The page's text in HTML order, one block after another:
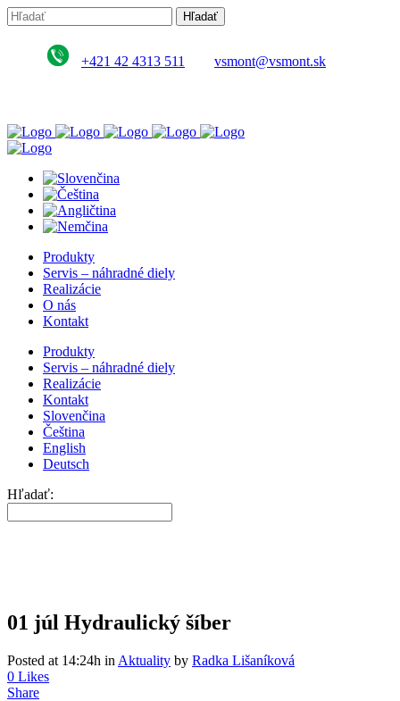
+421 42 4313 511 vsmont@vsmont.sk
Produkty
Servis – náhradné diely
Realizácie
O nás
Kontakt
Produkty
Servis – náhradné diely
Realizácie
Kontakt
Slovenčina
Čeština
English
Deutsch
Hľadať:
01 júl Hydraulický šíber
Posted at 14:24h in Aktuality by Radka Lišaníková
0 Likes
Share